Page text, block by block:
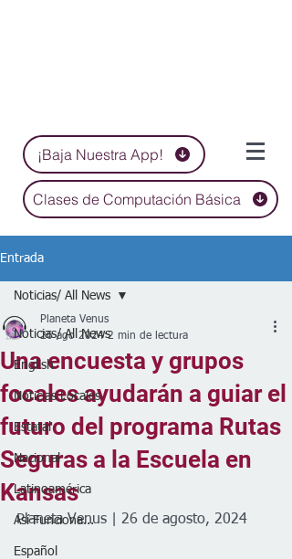
¡Baja Nuestra App!
Clases de Computación Básica
Entrada
Noticias/ All News
English
Noticias Locales
Estatal
Nacional
Latinoamérica
Así Funciona...
Español
Noticias/ All News
Una encuesta y grupos
focales ayudarán a guiar el
futuro del programa Rutas
Seguras a la Escuela en
Kansas
Planeta Venus
26 ago 2024 2 min de lectura
Planeta Venus | 26 de agosto, 2024